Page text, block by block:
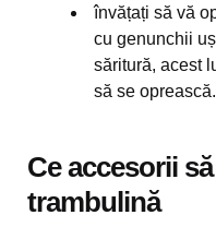
învățați să vă
cu genunchii
săritură, acest
să se oprească.
Ce accesorii
trambulină